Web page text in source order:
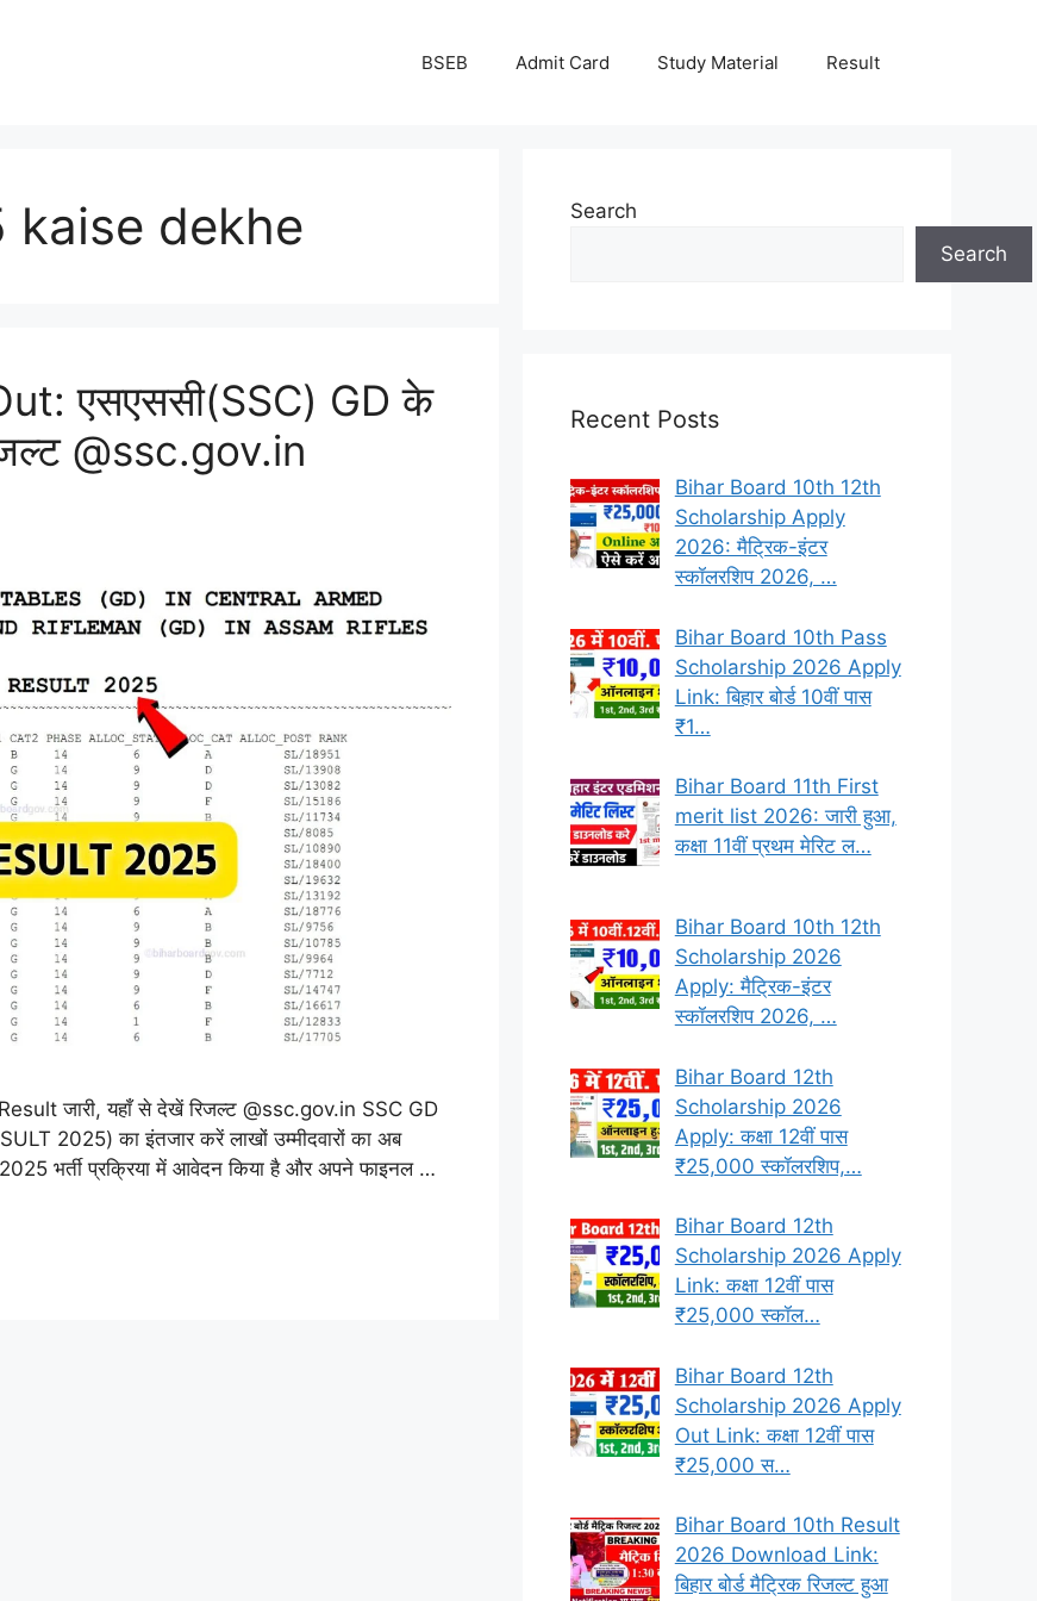
BSEB Admit Card Study Material Result
kaise dekhe
एसएससी(SSC) GD के
@ssc.gov.in
जारी, यहाँ से देखें रिजल्ट @ssc.gov.in SSC GD
2025) का इंतजार करें लाखों उम्मीदवारों का अब
भर्ती प्रक्रिया में आवेदन किया है और अपने फाइनल …
Search
Search
Recent Posts
Bihar Board 10th 12th
Scholarship Apply
2026: मैट्रिक-इंटर
स्कॉलरशिप 2026, …
Bihar Board 10th Pass
Scholarship 2026 Apply
Link: बिहार बोर्ड 10वीं पास
₹1…
Bihar Board 11th First
merit list 2026: जारी हुआ,
कक्षा 11वीं प्रथम मेरिट ल…
Bihar Board 10th 12th
Scholarship 2026
Apply: मैट्रिक-इंटर
स्कॉलरशिप 2026, …
Bihar Board 12th
Scholarship 2026
Apply: कक्षा 12वीं पास
₹25,000 स्कॉलरशिप,…
Bihar Board 12th
Scholarship 2026 Apply
Link: कक्षा 12वीं पास
₹25,000 स्कॉल…
Bihar Board 12th
Scholarship 2026 Apply
Out Link: कक्षा 12वीं पास
₹25,000 स…
Bihar Board 10th Result
2026 Download Link:
बिहार बोर्ड मैट्रिक रिजल्ट हुआ